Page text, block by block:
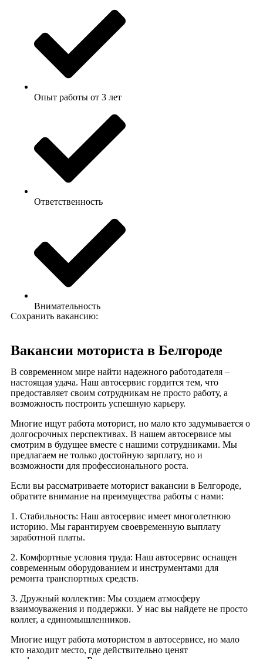
Опыт работы от 3 лет
Ответственность
Внимательность
Сохранить вакансию:
Вакансии моториста в Белгороде
В современном мире найти надежного работодателя –
настоящая удача. Наш автосервис гордится тем, что
предоставляет своим сотрудникам не просто работу, а
возможность построить успешную карьеру.
Многие ищут работа моторист, но мало кто задумывается о
долгосрочных перспективах. В нашем автосервисе мы
смотрим в будущее вместе с нашими сотрудниками. Мы
предлагаем не только достойную зарплату, но и
возможности для профессионального роста.
Если вы рассматриваете моторист вакансии в Белгороде,
обратите внимание на преимущества работы с нами:
1. Стабильность: Наш автосервис имеет многолетнюю
историю. Мы гарантируем своевременную выплату
заработной платы.
2. Комфортные условия труда: Наш автосервис оснащен
современным оборудованием и инструментами для
ремонта транспортных средств.
3. Дружный коллектив: Мы создаем атмосферу
взаимоуважения и поддержки. У нас вы найдете не просто
коллег, а единомышленников.
Многие ищут работа мотористом в автосервисе, но мало
кто находит место, где действительно ценят